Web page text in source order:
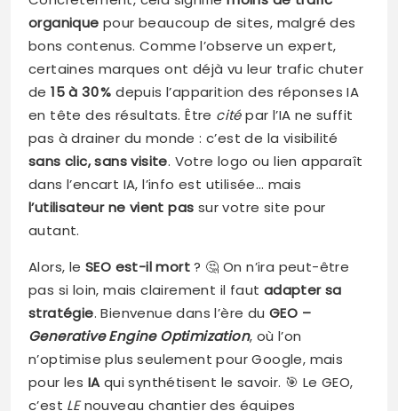
organique pour beaucoup de sites, malgré des
bons contenus. Comme l’observe un expert,
certaines marques ont déjà vu leur trafic chuter
de15 à 30 % depuis l’apparition des réponses IA
en tête des résultats. Être citépar l’IA ne suffit
pas à drainer du monde : c’est de la visibilité
sans clic, sans visite. Votre logo ou lien apparaît
dans l’encart IA, l’info est utilisée… mais
l’utilisateur ne vient pas sur votre site pour
autant.
Alors, le SEO est-il mort? 🤔 On n’ira peut-être
pas si loin, mais clairement il faut adapter sa
stratégie. Bienvenue dans l’ère duGEO –
Generative Engine Optimization, où l’on
n’optimise plus seulement pour Google, mais
pour les IAqui synthétisent le savoir. 🎯 Le GEO,
c’est LEnouveau chantier des équipes